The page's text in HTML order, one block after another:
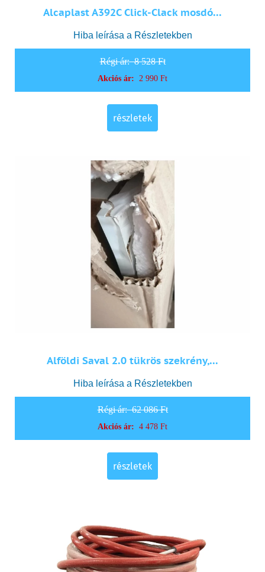
Alcaplast A392C Click-Clack mosdó...
Hiba leírása a Részletekben
Régi ár:8 528 Ft
Akciós ár: 2 990 Ft
részletek
Alföldi Saval 2.0 tükrös szekrény,...
Hiba leírása a Részletekben
Régi ár:62 086 Ft
Akciós ár: 4 478 Ft
részletek